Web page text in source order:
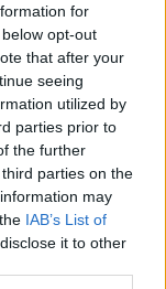
for
opt-out
that after your
seeing
utilized by
parties prior to
the further
parties on the
may
IAB’s List of
it to other
Καθαρισμός
Εμφάνιση
να
με
και